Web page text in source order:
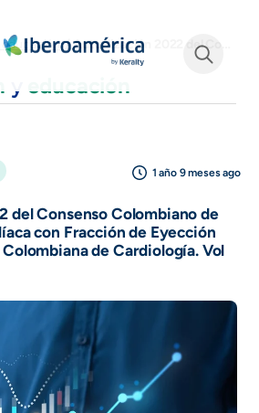
educación Actualización 2022 del Consenso Colombiano de Insuficiencia Cardíaca con Fracción de Eyección Reducida. Revista Colombiana de Cardiología. Vol 29 Suplemento 2.
y educación
del Consenso Colombiano de
con Fracción de Eyección
de Cardiología. Vol
1 año 9 meses ago